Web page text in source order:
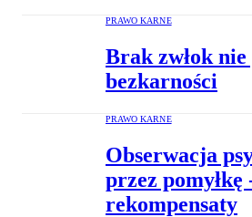
PRAWO KARNE
Brak zwłok
bezkarności
PRAWO KARNE
Obserwacja
przez pomyłkę
rekompensaty